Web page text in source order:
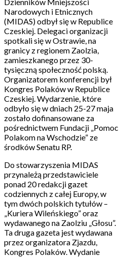
Narodowych i Etnicznych
(MIDAS) odbył się w Republice
Czeskiej. Delegaci organizacji
spotkali się w Ostrawie, na
granicy z regionem Zaolzia,
zamieszkanego przez 30-
tysięczną społeczność polską.
Organizatorem konferencji był
Kongres Polaków w Republice
Czeskiej. Wydarzenie, które
odbyło się w dniach 25-27 maja
zostało dofinansowane za
pośrednictwem Fundacji „Pomoc
Polakom na Wschodzie” ze
środków Senatu RP.
Do stowarzyszenia MIDAS
przynależą przedstawiciele
ponad 20 redakcji gazet
codziennych z całej Europy, w
tym dwóch polskich tytułów –
„Kuriera Wileńskiego” oraz
wydawanego na Zaolziu „Głosu”.
Ta druga gazeta jest wydawana
przez organizatora Zjazdu,
Kongres Polaków. Wydanie